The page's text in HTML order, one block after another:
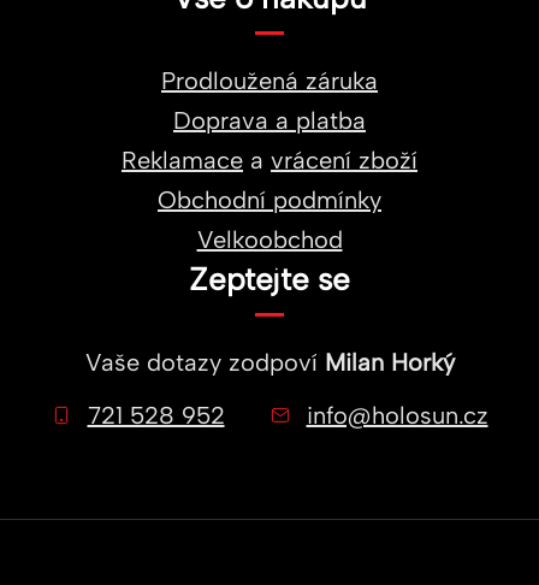
Prodloužená záruka
Doprava a platba
Reklamace a vrácení zboží
Obchodní podmínky
Velkoobchod
Zeptejte se
Vaše dotazy zodpoví Milan Horký
721 528 952
info@holosun.cz